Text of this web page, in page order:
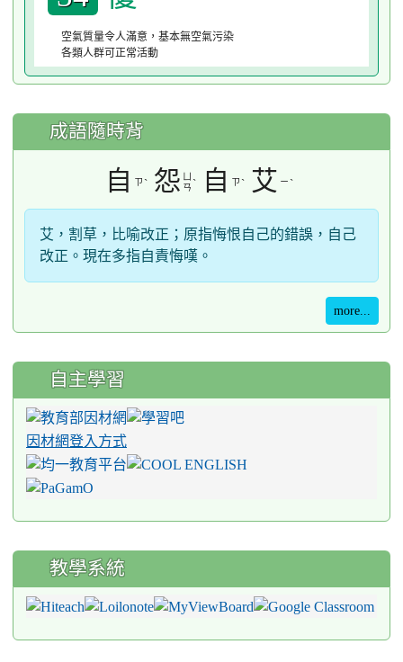
空氣質量令人滿意，基本無空氣污染
各類人群可正常活動
成語隨時背
自 ㄗ ˋ 怨 ㄢ ˋ 自 ㄗ ˋ 艾 ㄧ ˋ
艾，割草，比喻改正；原指悔恨自己的錯誤，自己
改正。現在多指自責悔嘆。
more...
自主學習
因材網登入方式
教學系統